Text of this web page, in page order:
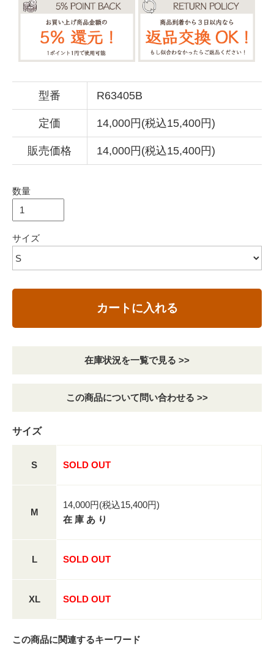
型番 R63405B
定価 14,000円(税込15,400円)
販売価格 14,000円(税込15,400円)
数量
サイズ
カートに入れる
在庫状況を一覧で見る >>
この商品について問い合わせる >>
サイズ
S SOLD OUT
M
14,000円(税込15,400円)
在 庫 あ り
L SOLD OUT
XL SOLD OUT
この商品に関連するキーワード